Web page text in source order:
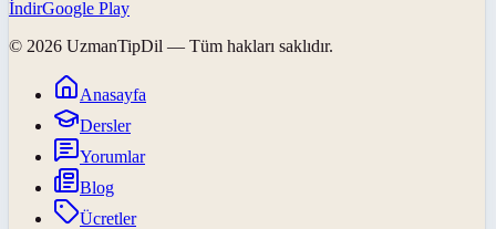
İndirGoogle Play
© 2026 UzmanTipDil — Tüm hakları saklıdır.
Anasayfa
Dersler
Yorumlar
Blog
Ücretler